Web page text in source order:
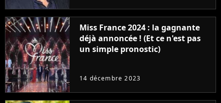
Miss France 2024 : la gagnante
déjà annoncée ! (Et ce n'est pas
un simple pronostic)
14 décembre 2023